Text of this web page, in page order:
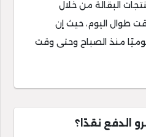
البقالة من خلال
طوال اليوم، حيث إن
منذ الصباح وحتى وقت
الدفع نقدًا؟